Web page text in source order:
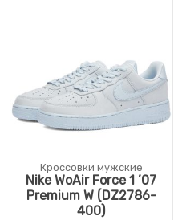
Кроссовки мужские
Nike WoAir Force 1 ’07
Premium W (DZ2786-
400)